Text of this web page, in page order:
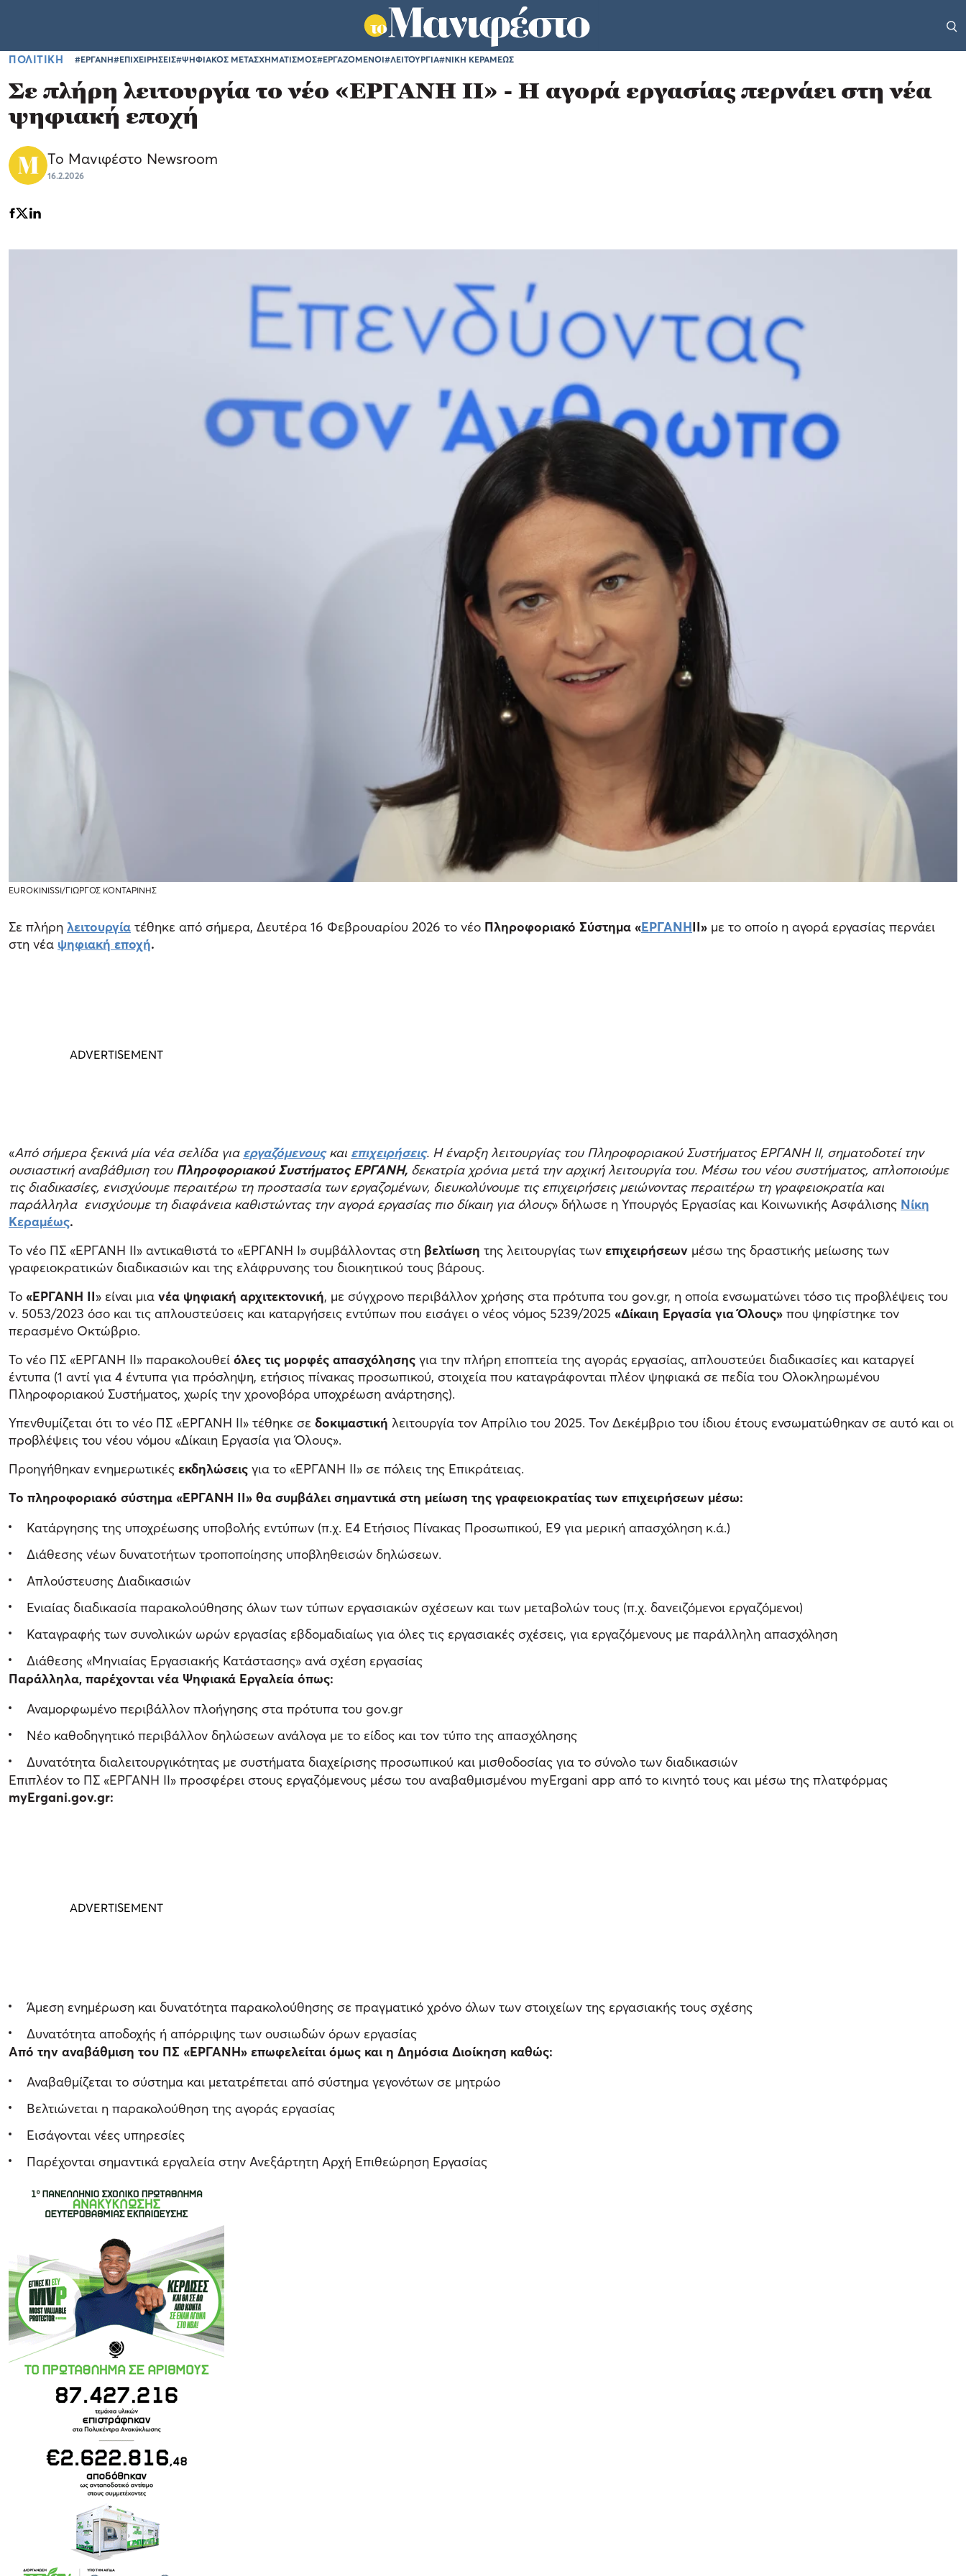
ΠΟΛΙΤΙΚΗ #ΕΡΓΑΝΗ#ΕΠΙΧΕΙΡΗΣΕΙΣ#ΨΗΦΙΑΚΟΣ ΜΕΤΑΣΧΗΜΑΤΙΣΜΟΣ#ΕΡΓΑΖΟΜΕΝΟΙ#ΛΕΙΤΟΥΡΓΙΑ#ΝΙΚΗ ΚΕΡΑΜΕΩΣ
Σε πλήρη λειτουργία το νέο «ΕΡΓΑΝΗ ΙΙ» - Η αγορά εργασίας περνάει στη νέα
ψηφιακή εποχή
Το Μανιφέστο Newsroom
16.2.2026
EUROKINISSI/ΓΙΩΡΓΟΣ ΚΟΝΤΑΡΙΝΗΣ
Σε πλήρη λειτουργία τέθηκε από σήμερα, Δευτέρα 16 Φεβρουαρίου 2026 το νέο Πληροφοριακό Σύστημα «ΕΡΓΑΝΗΙΙ» με το οποίο η αγορά εργασίας περνάει
στη νέα ψηφιακή εποχή.
«Από σήμερα ξεκινά μία νέα σελίδα για εργαζόμενους και επιχειρήσεις. Η έναρξη λειτουργίας του Πληροφοριακού Συστήματος ΕΡΓΑΝΗ ΙΙ, σηματοδοτεί την
ουσιαστική αναβάθμιση του Πληροφοριακού Συστήματος ΕΡΓΑΝΗ, δεκατρία χρόνια μετά την αρχική λειτουργία του. Μέσω του νέου συστήματος, απλοποιούμε
τις διαδικασίες, ενισχύουμε περαιτέρω τη προστασία των εργαζομένων, διευκολύνουμε τις επιχειρήσεις μειώνοντας περαιτέρω τη γραφειοκρατία και
παράλληλα ενισχύουμε τη διαφάνεια καθιστώντας την αγορά εργασίας πιο δίκαιη για όλους» δήλωσε η Υπουργός Εργασίας και Κοινωνικής Ασφάλισης Νίκη
Κεραμέως.
Το νέο ΠΣ «ΕΡΓΑΝΗ ΙΙ» αντικαθιστά το «ΕΡΓΑΝΗ Ι» συμβάλλοντας στη βελτίωση της λειτουργίας των επιχειρήσεων μέσω της δραστικής μείωσης των
γραφειοκρατικών διαδικασιών και της ελάφρυνσης του διοικητικού τους βάρους.
Το «ΕΡΓΑΝΗ ΙΙ» είναι μια νέα ψηφιακή αρχιτεκτονική, με σύγχρονο περιβάλλον χρήσης στα πρότυπα του gov.gr, η οποία ενσωματώνει τόσο τις προβλέψεις του
ν. 5053/2023 όσο και τις απλουστεύσεις και καταργήσεις εντύπων που εισάγει ο νέος νόμος 5239/2025 «Δίκαιη Εργασία για Όλους» που ψηφίστηκε τον
περασμένο Οκτώβριο.
Το νέο ΠΣ «ΕΡΓΑΝΗ ΙΙ» ⁠παρακολουθεί όλες τις μορφές απασχόλησης για την πλήρη εποπτεία της αγοράς εργασίας, απλουστεύει διαδικασίες και καταργεί
έντυπα (1 αντί για 4 έντυπα για πρόσληψη, ετήσιος πίνακας προσωπικού, στοιχεία που καταγράφονται πλέον ψηφιακά σε πεδία του Ολοκληρωμένου
Πληροφοριακού Συστήματος, χωρίς την χρονοβόρα υποχρέωση ανάρτησης).
Υπενθυμίζεται ότι το νέο ΠΣ «ΕΡΓΑΝΗ ΙΙ» τέθηκε σε δοκιμαστική λειτουργία τον Απρίλιο του 2025. Τον Δεκέμβριο του ίδιου έτους ενσωματώθηκαν σε αυτό και οι
προβλέψεις του νέου νόμου «Δίκαιη Εργασία για Όλους».
Προηγήθηκαν ενημερωτικές εκδηλώσεις για το «ΕΡΓΑΝΗ ΙΙ» σε πόλεις της Επικράτειας.
Το πληροφοριακό σύστημα «ΕΡΓΑΝΗ ΙΙ» θα συμβάλει σημαντικά στη μείωση της γραφειοκρατίας των επιχειρήσεων μέσω:
Κατάργησης της υποχρέωσης υποβολής εντύπων (π.χ. Ε4 Ετήσιος Πίνακας Προσωπικού, Ε9 για μερική απασχόληση κ.ά.)
Διάθεσης νέων δυνατοτήτων τροποποίησης υποβληθεισών δηλώσεων.
Απλούστευσης Διαδικασιών
Ενιαίας διαδικασία παρακολούθησης όλων των τύπων εργασιακών σχέσεων και των μεταβολών τους (π.χ. δανειζόμενοι εργαζόμενοι)
Καταγραφής των συνολικών ωρών εργασίας εβδομαδιαίως για όλες τις εργασιακές σχέσεις, για εργαζόμενους με παράλληλη απασχόληση
Διάθεσης «Μηνιαίας Εργασιακής Κατάστασης» ανά σχέση εργασίας
Παράλληλα, παρέχονται νέα Ψηφιακά Εργαλεία όπως:
Αναμορφωμένο περιβάλλον πλοήγησης στα πρότυπα του gov.gr
Νέο καθοδηγητικό περιβάλλον δηλώσεων ανάλογα με το είδος και τον τύπο της απασχόλησης
Δυνατότητα διαλειτουργικότητας με συστήματα διαχείρισης προσωπικού και μισθοδοσίας για το σύνολο των διαδικασιών
Επιπλέον το ΠΣ «ΕΡΓΑΝΗ ΙΙ» προσφέρει στους εργαζόμενους μέσω του αναβαθμισμένου myErgani app από το κινητό τους και μέσω της πλατφόρμας
myErgani.gov.gr:
Άμεση ενημέρωση και δυνατότητα παρακολούθησης σε πραγματικό χρόνο όλων των στοιχείων της εργασιακής τους σχέσης
Δυνατότητα αποδοχής ή απόρριψης των ουσιωδών όρων εργασίας
Από την αναβάθμιση του ΠΣ «ΕΡΓΑΝΗ» επωφελείται όμως και η Δημόσια Διοίκηση καθώς:
Αναβαθμίζεται το σύστημα και μετατρέπεται από σύστημα γεγονότων σε μητρώο
Βελτιώνεται η παρακολούθηση της αγοράς εργασίας
Εισάγονται νέες υπηρεσίες
Παρέχονται σημαντικά εργαλεία στην Ανεξάρτητη Αρχή Επιθεώρηση Εργασίας